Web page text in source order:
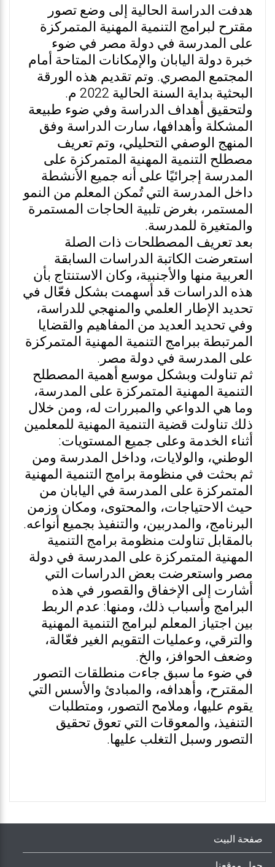
هدفت الدراسة الحالية إلى وضع تصور
مقترح لبرامج التنمية المهنية المتمركزة
على المدرسة في دولة مصر في ضوء
خبرة دولة اليابان والإمكانات المتاحة أمام
المجتمع المصري. وتم تقديم هذه الورقة
البحثية بداية السنة الحالية 2022 م.
ولتحقيق أهداف الدراسة وفي ضوء طبيعة
المشكلة وأهدافها، سارت الدراسة وفق
المنهج الوصفي التحليلي، وتم تعريف
مصطلح التنمية المهنية المتمركزة على
المدرسة إجرائيًا على أنه جميع الأنشطة
داخل المدرسة التي تُمكن المعلم من النمو
المستمر، بغرض تلبية الحاجات المستمرة
والمتغيرة للمدرسة.
بعد تعريف المصطلحات ذات الصلة
استعرضت الكاتبة الدراسات السابقة
العربية منها والأجنبية، وكان الاستنتاج بأن
هذه الدراسات قد أسهمت بشكل فعّال في
تحديد الإطار العلمي والمنهجي للدراسة،
وفي تحديد العديد من المفاهيم والقضايا
المرتبطة ببرامج التنمية المهنية المتمركزة
على المدرسة في دولة مصر.
ثم تناولت وبشكل موسع أهمية المصطلح
التنمية المهنية المتمركزة على المدرسة،
وما هي الدواعي والمبررات له، ومن خلال
ذلك تناولت قضية التنمية المهنية للمعلمين
أثناء الخدمة وعلى جميع المستويات:
الوطني، والولايات، وداخل المدرسة ومن
ثم بحثت في منظومة برامج التنمية المهنية
المتمركزة على المدرسة في اليابان من
حيث الاحتياجات، والمحتوى، ومكان وزمن
البرنامج، والمدربين، والتنفيذ بجميع أنواعه.
بالمقابل تناولت منظومة برامج التنمية
المهنية المتمركزة على المدرسة في دولة
مصر واستعرضت بعض الدراسات التي
أشارت إلى الإخفاق والقصور في هذه
البرامج وأسباب ذلك، ومنها: عدم الربط
بين اجتياز المعلم لبرامج التنمية المهنية
والترقي، وعمليات التقويم الغير فعّالة،
وضعف الحوافز، والخ.
في ضوء ما سبق جاءت منطلقات التصور
المقترح، وأهدافه، والمبادئ والأسس التي
يقوم عليها، وملامح التصور، ومتطلبات
التنفيذ، والمعوقات التي تعوق تحقيق
التصور وسبل التغلب عليها.
صفحة البيت